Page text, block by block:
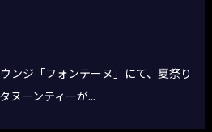
ンジ「フォンテーヌ」にて、夏祭り
ヌーンティーが...